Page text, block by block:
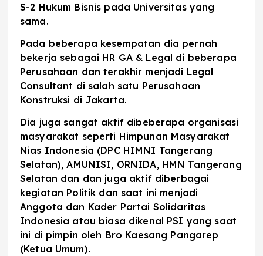
S-2 Hukum Bisnis pada Universitas yang
sama.
Pada beberapa kesempatan dia pernah
bekerja sebagai HR GA & Legal di beberapa
Perusahaan dan terakhir menjadi Legal
Consultant di salah satu Perusahaan
Konstruksi di Jakarta.
Dia juga sangat aktif dibeberapa organisasi
masyarakat seperti Himpunan Masyarakat
Nias Indonesia (DPC HIMNI Tangerang
Selatan), AMUNISI, ORNIDA, HMN Tangerang
Selatan dan dan juga aktif diberbagai
kegiatan Politik dan saat ini menjadi
Anggota dan Kader Partai Solidaritas
Indonesia atau biasa dikenal PSI yang saat
ini di pimpin oleh Bro Kaesang Pangarep
(Ketua Umum).